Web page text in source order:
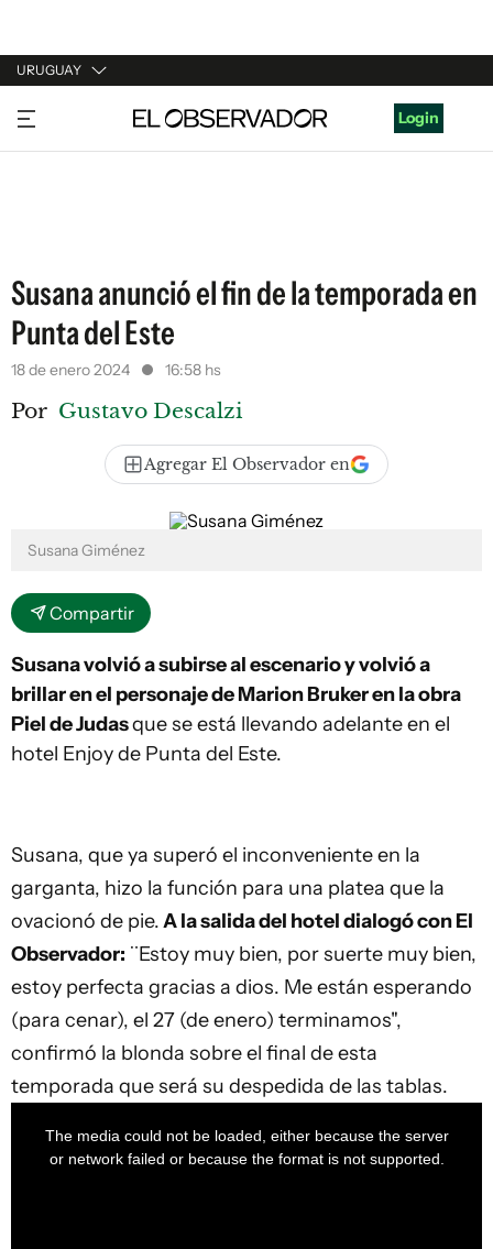
URUGUAY
URUGUAY
ARGENTINA
Login
Susana anunció el fin de la temporada en
Punta del Este
18 de enero 2024 16:58 hs
Por Gustavo Descalzi
Agregar El Observador en
Susana Giménez
Compartir
Susana volvió a subirse al escenario y volvió a
brillar en el personaje de Marion Bruker en la obra
Piel de Judasque se está llevando adelante en el
hotel Enjoy de Punta del Este.
Susana, que ya superó el inconveniente en la
garganta, hizo la función para una platea que la
ovacionó de pie.A la salida del hotel dialogó con El
Observador: ¨Estoy muy bien, por suerte muy bien,
estoy perfecta gracias a dios. Me están esperando
(para cenar), el 27 (de enero) terminamos",
confirmó la blonda sobre el final de esta
temporada que será su despedida de las tablas.
The media could not be loaded, either because the server
or network failed or because the format is not supported.